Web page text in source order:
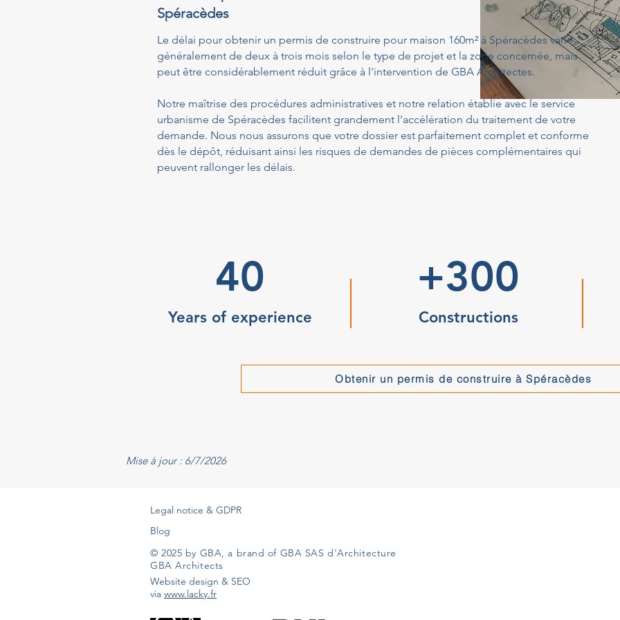
Spéracèdes
Le délai pour obtenir un permis de construire pour maison 160m² à Spéracèdes varie
généralement de deux à trois mois selon le type de projet et la zone concernée, mais
peut être considérablement réduit grâce à l'intervention de GBA Architectes.
Notre maîtrise des procédures administratives et notre relation établie avec le service
urbanisme de Spéracèdes facilitent grandement l'accélération du traitement de votre
demande. Nous nous assurons que votre dossier est parfaitement complet et conforme
dès le dépôt, réduisant ainsi les risques de demandes de pièces complémentaires qui
peuvent rallonger les délais.
40
Years of experience
+300
Constructions
Obtenir un permis de construire à Spéracèdes
Mise à jour : 6/7/2026
Legal notice & GDPR
Blog
© 2025 by GBA, a brand of GBA SAS d'Architecture
GBA Architects
Website design & SEO
via www.lacky.fr